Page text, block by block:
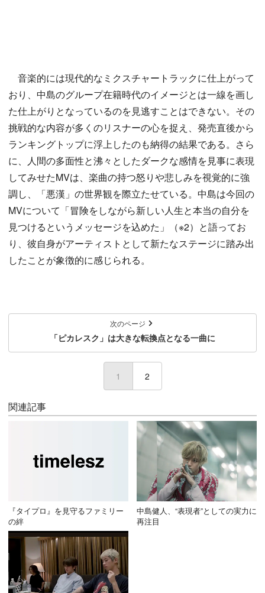
音楽的には現代的なミクスチャートラックに仕上がって
おり、中島のグループ在籍時代のイメージとは一線を画し
た仕上がりとなっているのを見逃すことはできない。その
挑戦的な内容が多くのリスナーの心を捉え、発売直後から
ランキングトップに浮上したのも納得の結果である。さら
に、人間の多面性と沸々としたダークな感情を見事に表現
してみせたMVは、楽曲の持つ怒りや悲しみを視覚的に強
調し、「悪漢」の世界観を際立たせている。中島は今回の
MVについて「冒険をしながら新しい人生と本当の自分を
見つけるというメッセージを込めた」（※2）と語ってお
り、彼自身がアーティストとして新たなステージに踏み出
したことが象徴的に感じられる。
次のページ
「ピカレスク」は大きな転換点となる一曲に
1 (current)
2
関連記事
『タイプロ』を見守るファミリー
の絆
中島健人、“表現者”としての実力に
再注目